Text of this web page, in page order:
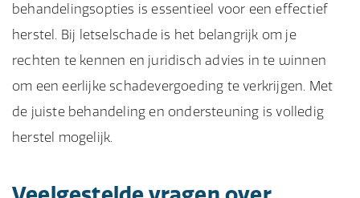
behandelingsopties is essentieel voor een effectief
herstel. Bij letselschade is het belangrijk om je
rechten te kennen en juridisch advies in te winnen
om een eerlijke schadevergoeding te verkrijgen. Met
de juiste behandeling en ondersteuning is volledig
herstel mogelijk.